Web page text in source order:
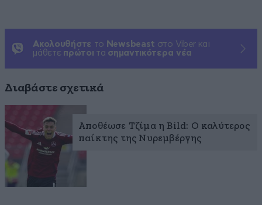
Ακολουθήστε το Newsbeast στο Viber και
μάθετε πρώτοι τα σημαντικότερα νέα
Διαβάστε σχετικά
Αποθέωσε Τζίμα η Bild: Ο καλύτερος
παίκτης της Νυρεμβέργης